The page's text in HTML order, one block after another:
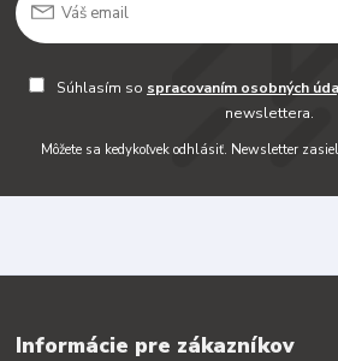
Súhlasím so spracovaním osobných
newslettera.
Môžete sa kedykoľvek odhlásiť. Newsletter
Informácie pre zákazníkov